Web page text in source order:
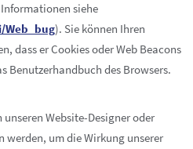
siehe
). Sie können Ihren
dass er Cookies oder Web Beacons
Benutzerhandbuch des Browsers.
Website-Designer oder
werden, um die Wirkung unserer